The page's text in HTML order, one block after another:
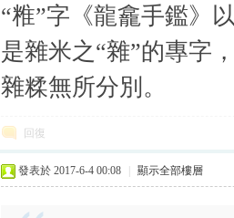
“䊒”字《龍龕手鑑》
是雜米之“雜”的專字
雜糅無所分別。
回復
發表於 2017-6-4 00:08 顯示全部樓層